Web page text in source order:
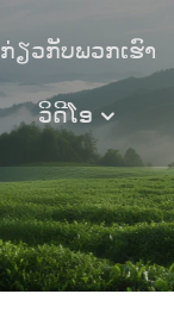
ກ່ຽວກັບພວກເຮົາ
ວິດີໂອ